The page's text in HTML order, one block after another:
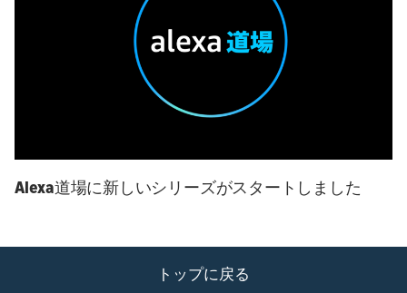
Alexa道場に新しいシリーズがスタートしました
トップに戻る